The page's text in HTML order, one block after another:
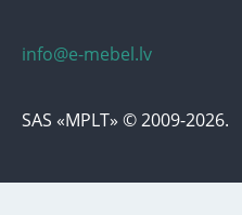
info@e-mebel.lv
SAS «MPLT» © 2009-2026.